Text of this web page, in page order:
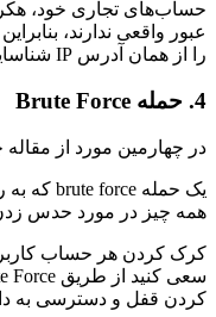
عبور واقعی ندارند،
را از همان آدرس IP شناسایی می کنند. بنابراین، پاشش رمز عبور حمله ای است که سعی می کند با چند کلمه عبور رایج به تعداد زیادی حساب دسترسی پیدا کند.
4. حمله Brute Force
در چهارمین مورد از
همه چیز در مورد حدس
کردن قفل و دسترسی به